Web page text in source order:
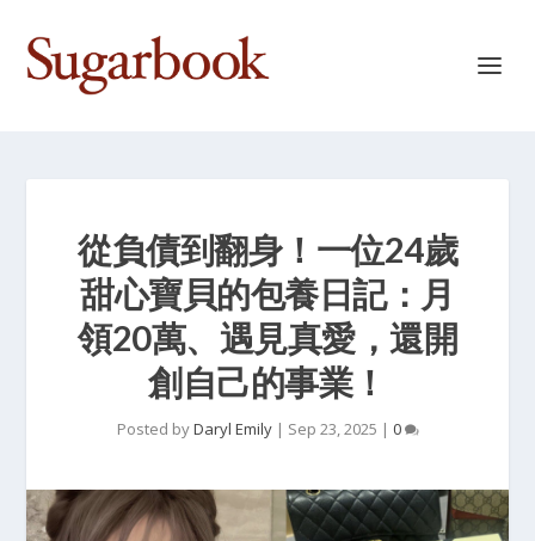
從負債到翻身！一位24歲
甜心寶貝的包養日記：月
領20萬、遇見真愛，還開
創自己的事業！
Posted byDaryl Emily| Sep 23, 2025 | 0